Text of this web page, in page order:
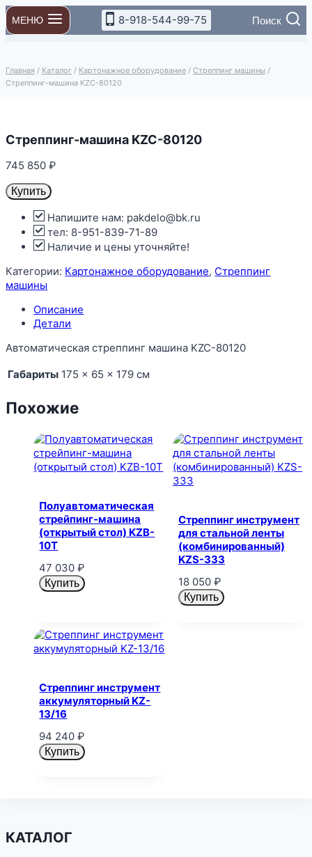
Перейти
к
содержимому
МЕНЮ 8-918-544-99-75 Поиск
Главная / Каталог / Картонажное оборудование / Стреппинг машины /
Стреппинг-машина KZC-80120
Стреппинг-машина KZC-80120
745 850₽
Купить
Напишите нам: pakdelo@bk.ru
тел: 8-951-839-71-89
Наличие и цены уточняйте!
Категории: Картонажное оборудование, Стреппинг
машины
Описание
Детали
Автоматическая стреппинг машина KZC-80120
Габариты 175 × 65 × 179 см
Похожие
Полуавтоматическая
стрейпинг-машина
(открытый стол) KZB-
10T
47 030₽
Купить
Стреппинг инструмент
для стальной ленты
(комбинированный)
KZS-333
18 050 ₽
Купить
Стреппинг инструмент
аккумуляторный KZ-
13/16
94 240₽
Купить
КАТАЛОГ